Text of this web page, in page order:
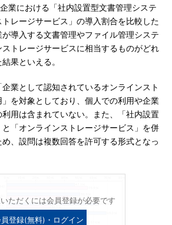
業における「社内設置型文書管理システ
レージサービス」の導入割合を比較した
導入する文書管理やファイル管理システ
トレージサービスに相当するものがどれ
果といえる。
業として認知されているオンラインスト
を対象としており、個人での利用や企業
用は含まれていない。また、「社内設置
「オンラインストレージサービス」を併
、設問は複数回答を許可する形式となっ
ただくには会員登録が必要です
登録(無料)・ログイン